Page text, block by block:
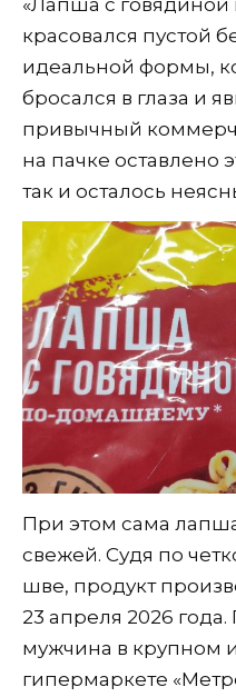
«Лапша с
красовался пустой
идеальной формы,
бросался в глаза и
привычный
на пачке оставлено
так и осталось
При этом сама
свежей. Судя по
шве, продукт
23 апреля 2026 года.
мужчина в крупном
гипермаркете